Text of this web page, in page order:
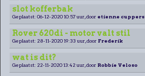
slot kofferbak
Geplaatst: 06-12-2020 10:57 uur, door etienne cuppers
Rover 620di - motor valt stil
Geplaatst: 28-11-2020 19:33 uur, door Frederik
wat is dit?
Geplaatst: 22-11-2020 13:42 uur, door Robbie Veloso